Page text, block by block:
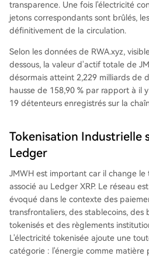
transparence. Une fois l'électricité
jetons correspondants sont brûlés,
définitivement de la circulation.
Selon les données de RWA.xyz,
dessous, la valeur d'actif totale de
désormais atteint 2,229 milliards de
hausse de 158,90 % par rapport à il
19 détenteurs enregistrés sur la
Tokenisation Industrielle
Ledger
JMWH est important car il change
associé au Ledger XRP. Le réseau
évoqué dans le contexte des
transfrontaliers, des stablecoins, des
tokenisés et des règlements
L'électricité tokenisée ajoute une
catégorie : l'énergie comme matière